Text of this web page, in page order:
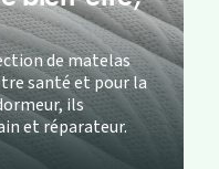
de matelas
santé et pour la
ils
et réparateur.